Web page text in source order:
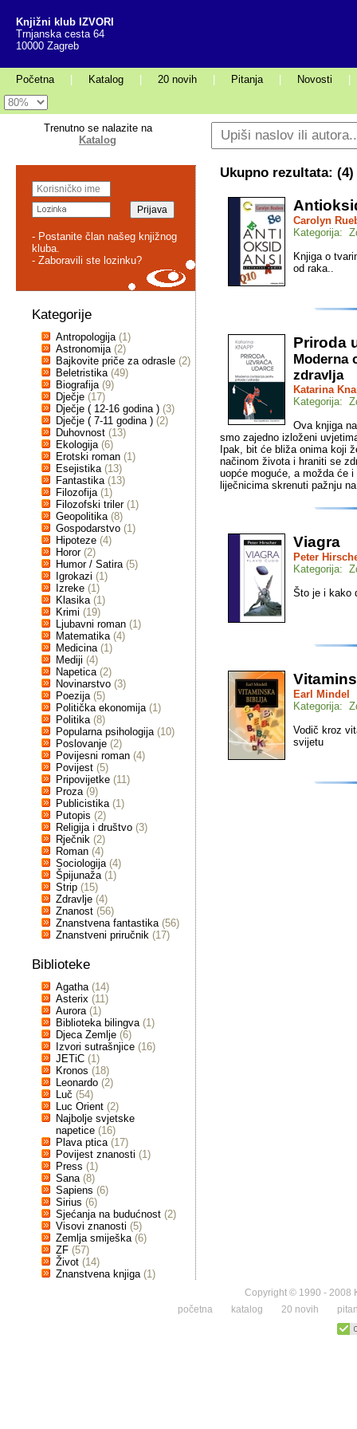
Knjižni klub IZVORI
Trnjanska cesta 64
10000 Zagreb
Početna Katalog 20 novih Pitanja Novosti
Trenutno se nalazite na
Katalog
- Postanite član našeg knjižnog
kluba.
- Zaboravili ste lozinku?
Kategorije
Antropologija (1)
Astronomija (2)
Bajkovite priče za odrasle (2)
Beletristika (49)
Biografija (9)
Dječje (17)
Dječje ( 12-16 godina ) (3)
Dječje ( 7-11 godina ) (2)
Duhovnost (13)
Ekologija (6)
Erotski roman (1)
Esejistika (13)
Fantastika (13)
Filozofija (1)
Filozofski triler (1)
Geopolitika (8)
Gospodarstvo (1)
Hipoteze (4)
Horor (2)
Humor / Satira (5)
Igrokazi (1)
Izreke (1)
Klasika (1)
Krimi (19)
Ljubavni roman (1)
Matematika (4)
Medicina (1)
Mediji (4)
Napetica (2)
Novinarstvo (3)
Poezija (5)
Politička ekonomija (1)
Politika (8)
Popularna psihologija (10)
Poslovanje (2)
Povijesni roman (4)
Povijest (5)
Pripovijetke (11)
Proza (9)
Publicistika (1)
Putopis (2)
Religija i društvo (3)
Rječnik (2)
Roman (4)
Sociologija (4)
Špijunaža (1)
Strip (15)
Zdravlje (4)
Znanost (56)
Znanstvena fantastika (56)
Znanstveni priručnik (17)
Biblioteke
Agatha (14)
Asterix (11)
Aurora (1)
Biblioteka bilingva (1)
Djeca Zemlje (6)
Izvori sutrašnjice (16)
JETiC (1)
Kronos (18)
Leonardo (2)
Luč (54)
Luc Orient (2)
Najbolje svjetske
napetice (16)
Plava ptica (17)
Povijest znanosti (1)
Press (1)
Sana (8)
Sapiens (6)
Sirius (6)
Sjećanja na budućnost (2)
Visovi znanosti (5)
Zemlja smiješka (6)
ZF (57)
Život (14)
Znanstvena knjiga (1)
Ukupno rezultata: (4)
Carolyn
Kategorija:
Knjiga o
od raka..
Priroda
Moderna
zdravlja
Katarina
Kategorija:
Ova knjiga
smo zajedno izloženi
Ipak, bit će bliža onima koji
načinom života i hraniti se
uopće moguće, a možda će
liječnicima skrenuti pažnju
Viagra
Peter
Kategorija:
Što je i kako
Earl Mindel
Kategorija:
Vodič kroz
svijetu
Copyright © 1990 - 2008
početna
katalog 20 novih